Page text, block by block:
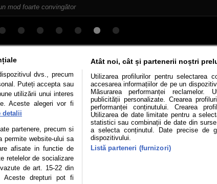
mod foarte convingător
Utile Video Podcast
confidentialitate Politica de cookies Echipa
se poate face în limita a 250 de semne. Nicio instituţie sau
reproduce integral scrierile publicistice purtătoare de Drepturi
SRL, Adresa: București, Sos Fabrica de Glucoză, nr. 21, parter,
Decizia ONJN nr. 1598/16.09.2021. Jocurile de noroc sunt interzise
dvs., precum
Puteți accepta sau
utilizării unui interes
Aceste alegeri vor fi
detalii
partenere, precum si
permite website-ului sa
afisate in functie de
retelelor de socializare
de art. 15-22 din
Aceste drepturi pot fi
Atât noi, cât și partenerii noștri
Utilizarea profilurilor pentru selectarea
accesarea informațiilor de pe un
Măsurarea performanței reclamelor.
publicității personalizate. Crearea
performanței conținutului. Crearea
Utilizarea de date limitate pentru a
statistici sau combinații de date din
a selecta conținutul. Date precise de
dispozitivului.
Listă parteneri (furnizori)